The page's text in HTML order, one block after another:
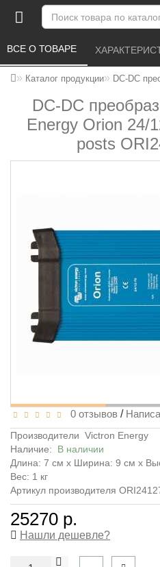
Каталог продукции DC-DC
DC-DC
Energy Orion 24/
posts
ВСЕ О ТОВАРЕ
0 отзывов /
Производители Victron Energy
Наличие: В наличии
Длина: 7 см x Ширина: 9 см x
Вес: 1 кг
Артикул производителя
25270 р.
Нашли дешевле?